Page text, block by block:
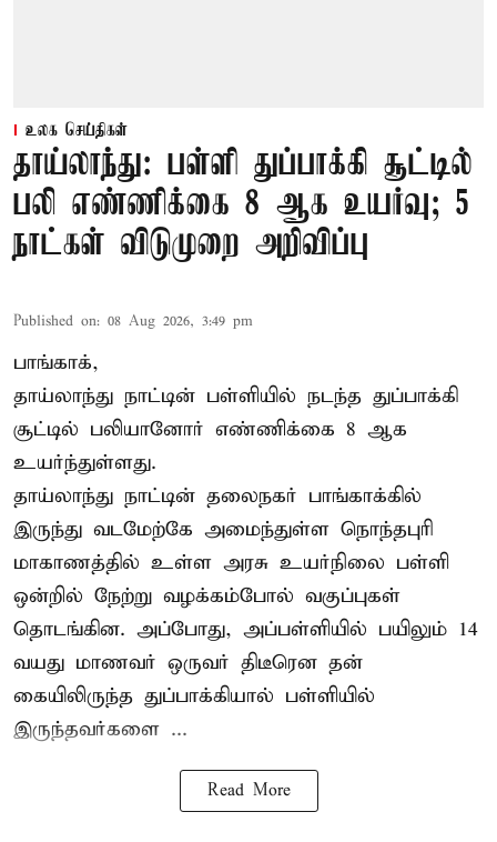
உலக செய்திகள்
தாய்லாந்து: பள்ளி துப்பாக்கி சூட்டில்
பலி எண்ணிக்கை 8 ஆக உயர்வு; 5
நாட்கள் விடுமுறை அறிவிப்பு
Published on: 08 Aug 2026, 3:49 pm
பாங்காக்,
தாய்லாந்து நாட்டின் பள்ளியில் நடந்த துப்பாக்கி
சூட்டில் பலியானோர் எண்ணிக்கை 8 ஆக
உயர்ந்துள்ளது.
தாய்லாந்து நாட்டின் தலைநகர் பாங்காக்கில்
இருந்து வடமேற்கே அமைந்துள்ள நொந்தபுரி
மாகாணத்தில் உள்ள அரசு உயர்நிலை பள்ளி
ஒன்றில் நேற்று வழக்கம்போல் வகுப்புகள்
தொடங்கின. அப்போது, அப்பள்ளியில் பயிலும் 14
வயது மாணவர் ஒருவர் திடீரென தன்
கையிலிருந்த துப்பாக்கியால் பள்ளியில்
இருந்தவர்களை ...
Read More